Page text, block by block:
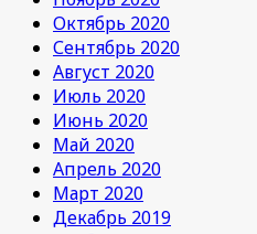
Октябрь 2020
Сентябрь 2020
Август 2020
Июль 2020
Июнь 2020
Май 2020
Апрель 2020
Март 2020
Декабрь 2019